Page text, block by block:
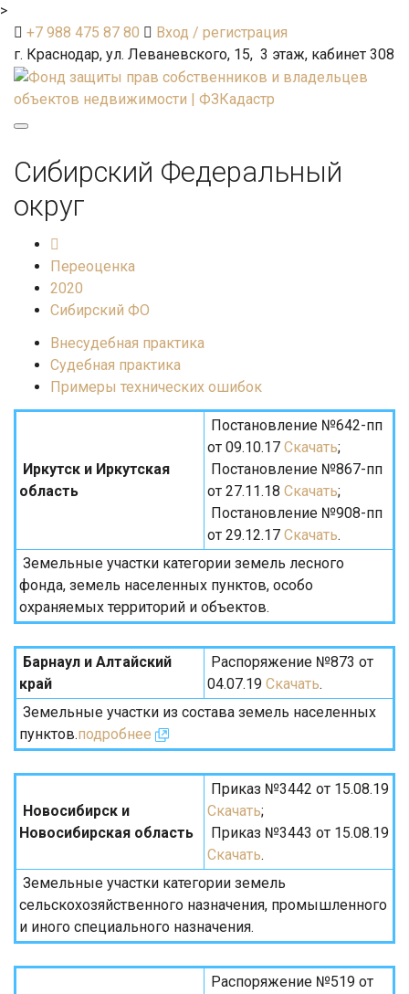
>
+7 988 475 87 80
Вход / регистрация
г. Краснодар, ул. Леваневского, 15, 3 этаж, кабинет 308
navigation
Сибирский Федеральный
округ
Переоценка
2020
Сибирский ФО
Внесудебная практика
Судебная практика
Примеры технических ошибок
Иркутск и Иркутская
область
Постановление №642-пп
от 09.10.17 Скачать;
Постановление №867-пп
от 27.11.18 Скачать;
Постановление №908-пп
от 29.12.17 Скачать.
Земельные участки категории земель лесного
фонда, земель населенных пунктов, особо
охраняемых территорий и объектов.
Барнаул и Алтайский
край
Распоряжение №873 от
04.07.19 Скачать.
Земельные участки из состава земель населенных
пунктов.подробнее
Новосибирск и
Новосибирская область
Приказ №3442 от 15.08.19
Скачать;
Приказ №3443 от 15.08.19
Скачать.
Земельные участки категории земель
сельскохозяйственного назначения, промышленного
и иного специального назначения.
Распоряжение №519 от